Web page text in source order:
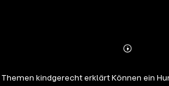
Mehr
Um das herauszufinden, reisen Georg, Mo und Belle mit